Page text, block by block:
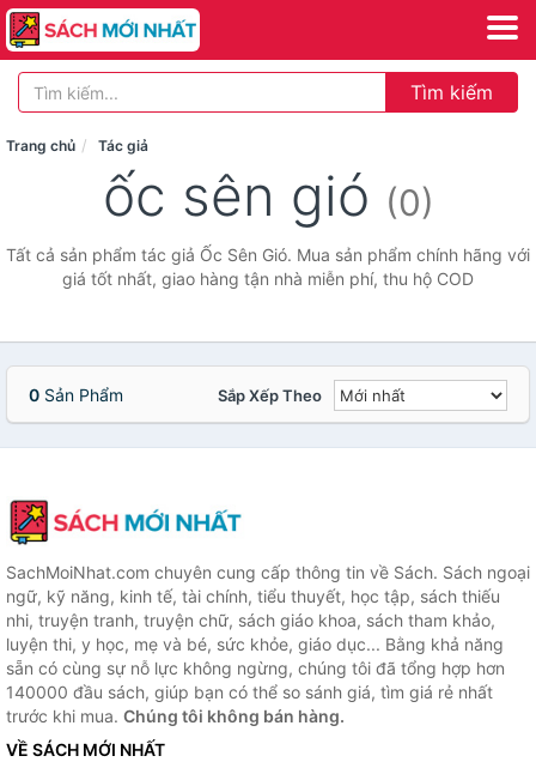
Tìm kiếm
Trang chủ Tác giả
ốc sên gió (0)
Tất cả sản phẩm tác giả Ốc Sên Gió. Mua sản phẩm chính hãng với
giá tốt nhất, giao hàng tận nhà miễn phí, thu hộ COD
0 Sản Phẩm Sắp Xếp Theo
SachMoiNhat.com chuyên cung cấp thông tin về Sách. Sách ngoại
ngữ, kỹ năng, kinh tế, tài chính, tiểu thuyết, học tập, sách thiếu
nhi, truyện tranh, truyện chữ, sách giáo khoa, sách tham khảo,
luyện thi, y học, mẹ và bé, sức khỏe, giáo dục... Bằng khả năng
sẵn có cùng sự nỗ lực không ngừng, chúng tôi đã tổng hợp hơn
140000 đầu sách, giúp bạn có thể so sánh giá, tìm giá rẻ nhất
trước khi mua. Chúng tôi không bán hàng.
VỀ SÁCH MỚI NHẤT